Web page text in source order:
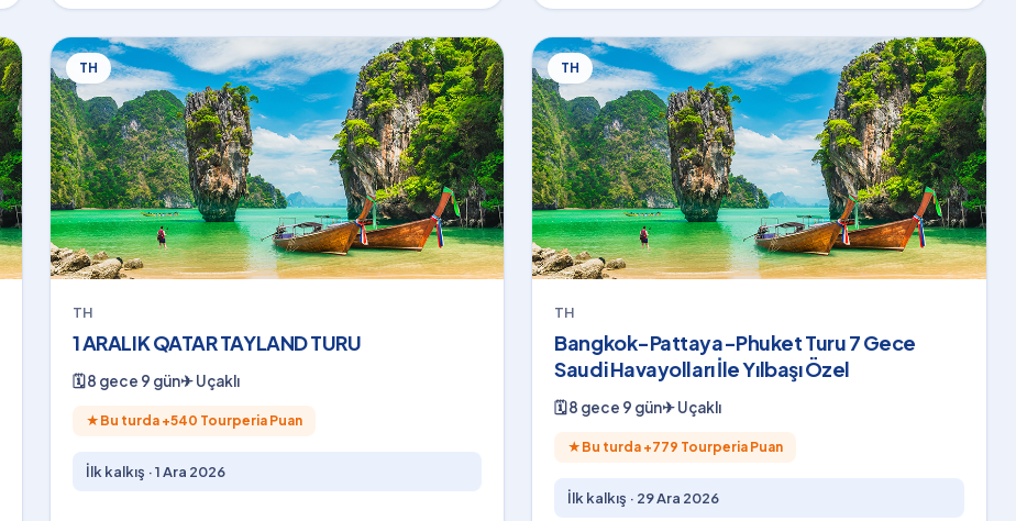
TH
TH
1 ARALIK QATAR TAYLAND TURU
🗓8 gece 9 gün✈Uçaklı
★ Bu turda +540 Tourperia Puan
İlk kalkış ·1 Ara 2026
TH
TH
Bangkok-Pattaya-Phuket Turu 7 Gece
Saudi Havayolları İle Yılbaşı Özel
🗓8 gece 9 gün✈Uçaklı
★ Bu turda +779 Tourperia Puan
İlk kalkış · 29 Ara 2026